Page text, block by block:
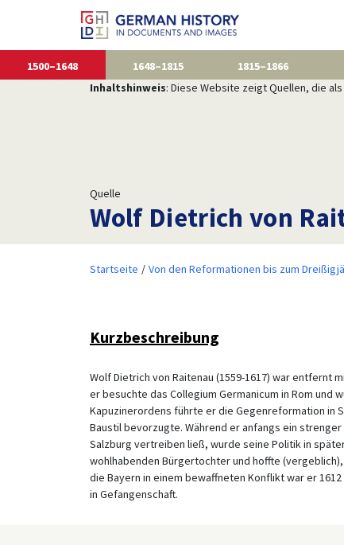
1500–1648 1648–1815 1815–1866
Inhaltshinweis: Diese Website zeigt Quellen, die
Quelle
Wolf Dietrich von
Startseite Von den Reformationen bis zum
Kurzbeschreibung
Wolf Dietrich von Raitenau (1559-1617) war entfernt
er besuchte das Collegium Germanicum in Rom und
Kapuzinerordens führte er die Gegenreformation in
Baustil bevorzugte. Während er anfangs ein
Salzburg vertreiben ließ, wurde seine Politik in
wohlhabenden Bürgertochter und hoffte
die Bayern in einem bewaffneten Konflikt war er
in Gefangenschaft.